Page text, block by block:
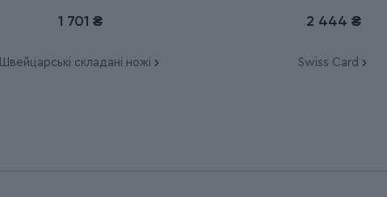
1 701 ₴
Швейцарські складані ножі
2 444 ₴
Swiss Card